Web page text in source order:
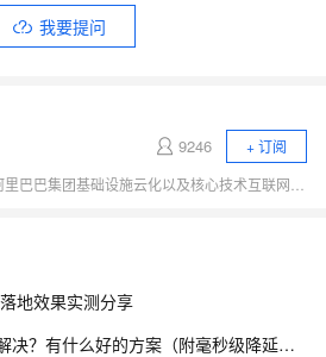
我要提问
9246
+ 订阅
地效果实测分享
数据库主从复制延迟怎么解决？有什么好的方案（附毫秒级降延迟实战）